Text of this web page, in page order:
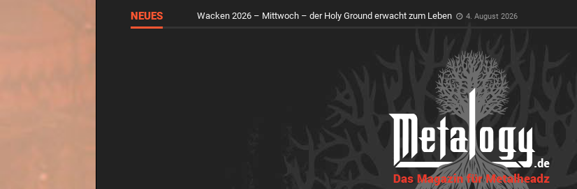
NEUES Wacken 2026 – Mittwoch – der Holy Ground erwacht zum Leben 4. August 2026